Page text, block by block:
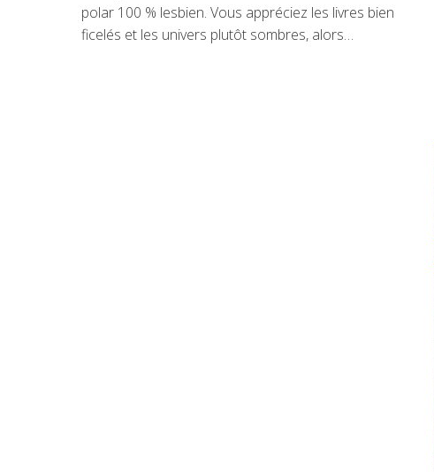
polar 100 % lesbien. Vous appréciez les livres bien
ficelés et les univers plutôt sombres, alors…